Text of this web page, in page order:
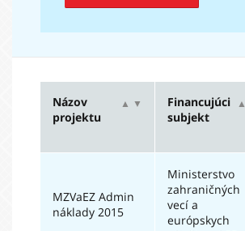
Názov
projektu
▲ ▼
Financujúci
subjekt
▲
MZVaEZ Admin
náklady 2015
Ministerstvo
zahraničných
vecí a
európskych